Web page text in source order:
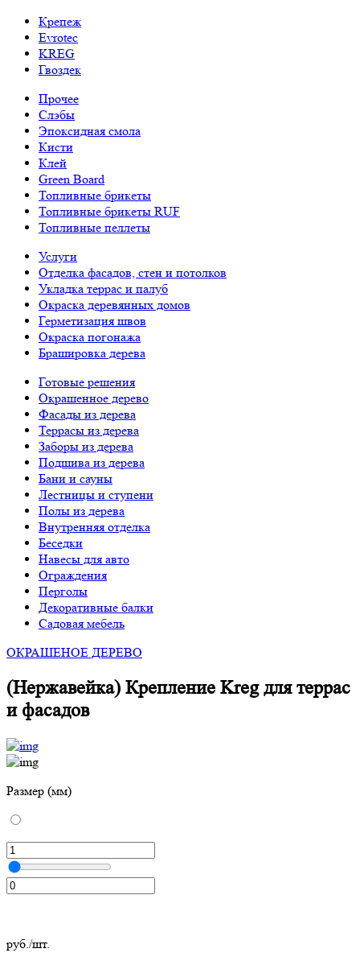
Крепеж
Evrotec
KREG
Гвоздек
Прочее
Слэбы
Эпоксидная смола
Кисти
Клей
Green Board
Топливные брикеты
Топливные брикеты RUF
Топливные пеллеты
Услуги
Отделка фасадов, стен и потолков
Укладка террас и палуб
Окраска деревянных домов
Герметизация швов
Окраска погонажа
Брашировка дерева
Готовые решения
Окрашенное дерево
Фасады из дерева
Террасы из дерева
Заборы из дерева
Подшива из дерева
Бани и сауны
Лестницы и ступени
Полы из дерева
Внутренняя отделка
Беседки
Навесы для авто
Ограждения
Перголы
Декоративные балки
Садовая мебель
ОКРАШЕНОЕ ДЕРЕВО
(Нержавейка) Крепление Kreg для террас
и фасадов
Размер (мм)
руб./шт.